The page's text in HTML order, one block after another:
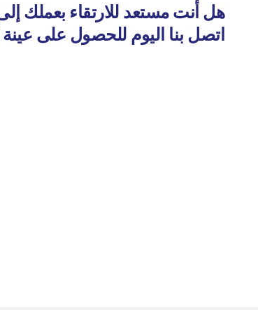
هل أنت مستعد للارتقاء بعملك
اتصل بنا اليوم للحصول على